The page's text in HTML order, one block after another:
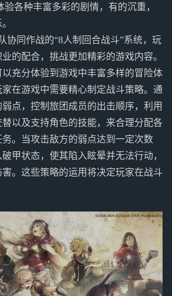
验各种丰富多彩的剧情，有的沉重，
协同作战的“8人制回合战斗”系统，玩
的配合，挑战更加精彩的游戏内容。
充分体验到游戏中丰富多样的冒险体
在游戏中需要精心制定战斗策略。通
点，控制旅团成员的出击顺序，利用
以及支持角色的技能，来合理分配各
。当攻击敌方的弱点达到一定次数
甲状态，使其陷入眩晕并无法行动，
。这些策略的运用将决定玩家在战斗